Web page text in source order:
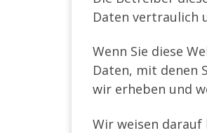
Daten vertraulich
Wenn Sie diese
Daten, mit denen
wir erheben und
Wir weisen